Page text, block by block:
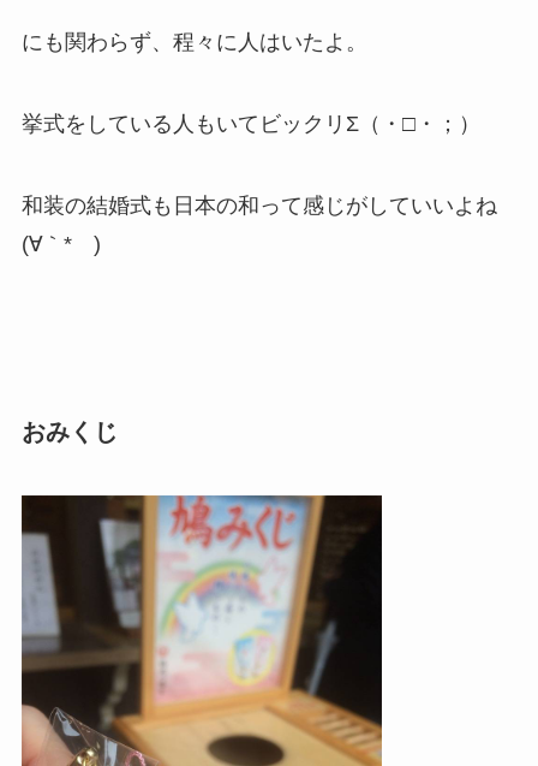
にも関わらず、程々に人はいたよ。
挙式をしている人もいてビックリΣ（・□・；）
和装の結婚式も日本の和って感じがしていいよね
(∀｀*ゞ)
おみくじ